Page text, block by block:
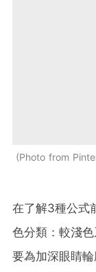
Photo from
在了解3種公式
色分類：較淺
要為加深眼睛